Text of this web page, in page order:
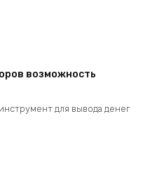
возможность
для вывода денег